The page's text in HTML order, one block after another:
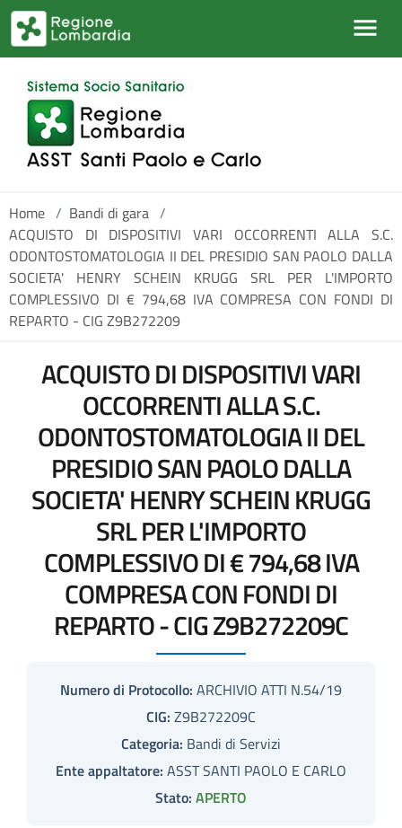
Salta al contenuto principale
Home / Bandi di gara /
ACQUISTO DI DISPOSITIVI VARI OCCORRENTI ALLA S.C.
ODONTOSTOMATOLOGIA II DEL PRESIDIO SAN PAOLO DALLA
SOCIETA' HENRY SCHEIN KRUGG SRL PER L'IMPORTO
COMPLESSIVO DI € 794,68 IVA COMPRESA CON FONDI DI
REPARTO - CIG Z9B272209
ACQUISTO DI DISPOSITIVI VARI
OCCORRENTI ALLA S.C.
ODONTOSTOMATOLOGIA II DEL
PRESIDIO SAN PAOLO DALLA
SOCIETA' HENRY SCHEIN KRUGG
SRL PER L'IMPORTO
COMPLESSIVO DI € 794,68 IVA
COMPRESA CON FONDI DI
REPARTO - CIG Z9B272209C
Numero di Protocollo: ARCHIVIO ATTI N.54/19
CIG: Z9B272209C
Categoria: Bandi di Servizi
Ente appaltatore: ASST SANTI PAOLO E CARLO
Stato: APERTO